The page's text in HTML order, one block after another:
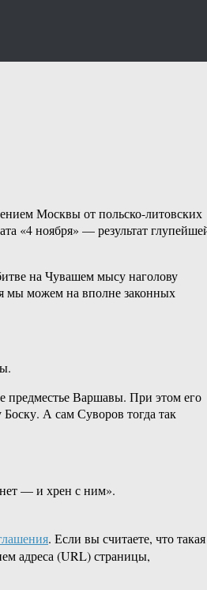
Москвы от польско-литовских
«4 ноября» — результат
на Чувашем мысу наголову
мы можем на вполне законных
предместье Варшавы. При этом его
А сам Суворов тогда так
— и хрен с ним».
. Если вы считаете, что такая
адреса (URL) страницы,